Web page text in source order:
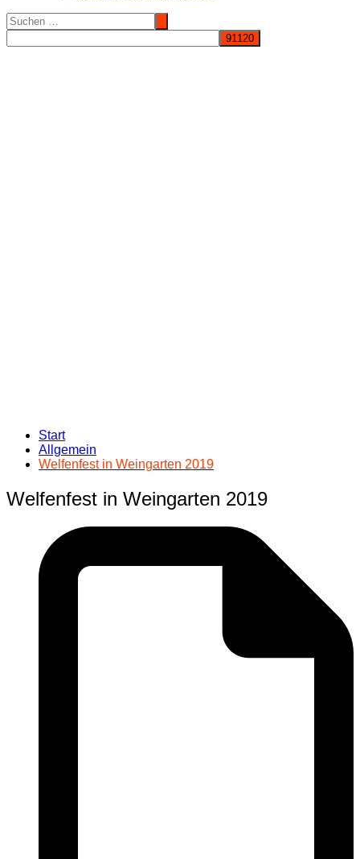
Start
Allgemein
Welfenfest in Weingarten 2019
Welfenfest in Weingarten 2019